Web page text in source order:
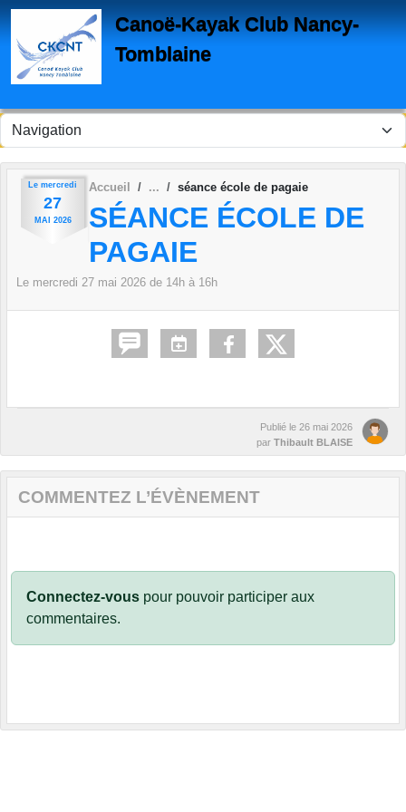
Canoë-Kayak Club Nancy-
Tomblaine
Le mercredi
27
MAI 2026
Accueil séance école de pagaie
SÉANCE ÉCOLE DE
PAGAIE
Le mercredi 27 mai 2026 de 14h à 16h
Publié le 26 mai 2026
par Thibault BLAISE
COMMENTEZ L’ÉVÈNEMENT
Connectez-vous pour pouvoir participer aux
commentaires.
Panneau de gestion des cookies